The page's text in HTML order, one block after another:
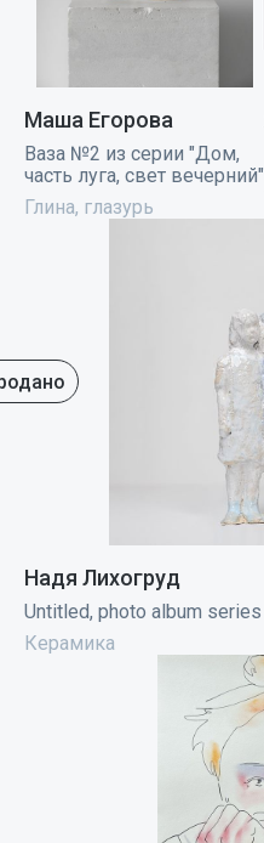
Маша Егорова
Ваза №2 из серии "Дом,
часть луга, свет вечерний"
Глина, глазурь
Надя Лихогруд
Untitled, photo album series
Керамика